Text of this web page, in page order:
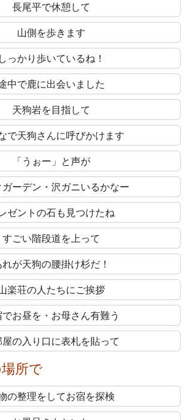
御嶽神社を通って
長尾平で休憩して
山側を歩きます
っかり歩いているね！
中で鹿に出会いました
天狗岩を目指して
で天狗さんに呼びかけます
「うぉー」と声が
ゼントの石も見つけたね